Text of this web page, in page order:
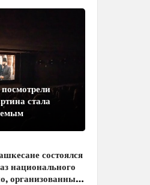
стала
состоялся
национального
организованный